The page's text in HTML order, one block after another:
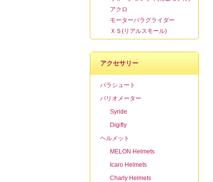
アクロ
モーターパラグライダー
ＸＳ(リアルスモール)
アクセサリー
パラシュート
バリオメーター
Syride
Digifly
ヘルメット
MELON Helmets
Icaro Helmets
Charly Helmets